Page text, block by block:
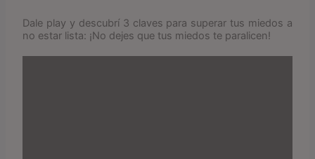
Dale play y descubrí 3 claves para superar tus miedos a
no estar lista: ¡No dejes que tus miedos te paralicen!